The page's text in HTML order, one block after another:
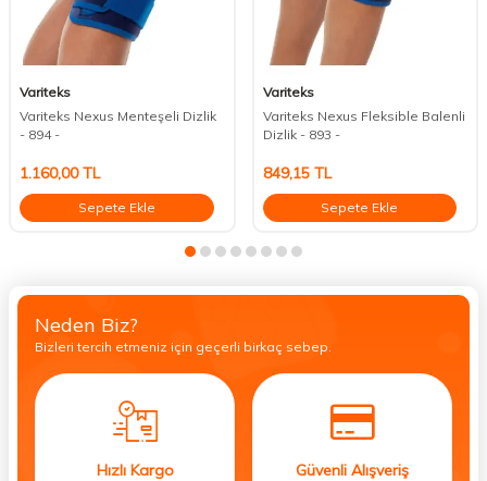
Variteks
Variteks Nexus Menteşeli Dizlik
- 894 -
1.160,00TL
Sepete Ekle
Variteks
Variteks Nexus Fleksible Balenli
Dizlik - 893 -
849,15TL
Sepete Ekle
Neden Biz?
Bizleri tercih etmeniz için geçerli birkaç sebep.
Hızlı Kargo Güvenli Alışveriş